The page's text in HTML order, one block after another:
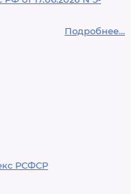
Подробнее...
РСФСР